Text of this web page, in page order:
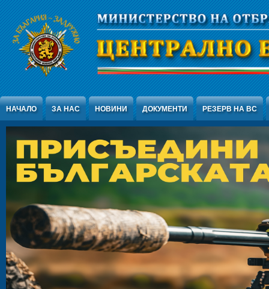
Jump to Content
НАЧАЛО ЗА НАС НОВИНИ ДОКУМЕНТИ РЕЗЕРВ НА ВС